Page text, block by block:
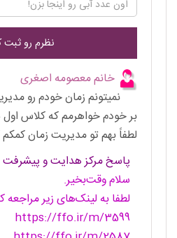
خانم معصومه اصغری
نمیتونم زمان خودم رو
بر خودم خواهرمم که کلاس
لطفاً بهم تو مدیریت زمان کمکم
پاسخ مرکز هدایت و
سلام وقت‌بخیر.
لطفا به لینک‌های زیر مراجعه
https://ffo.ir/m/3599